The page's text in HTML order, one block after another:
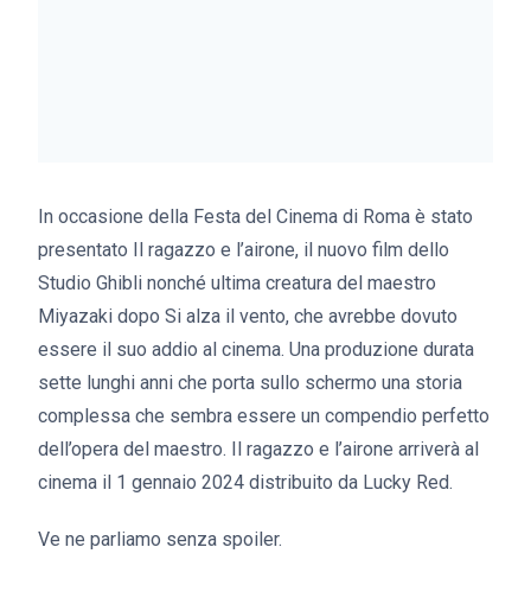
In occasione della Festa del Cinema di Roma è stato
presentato Il ragazzo e l’airone, il nuovo film dello
Studio Ghibli nonché ultima creatura del maestro
Miyazaki dopo Si alza il vento, che avrebbe dovuto
essere il suo addio al cinema. Una produzione durata
sette lunghi anni che porta sullo schermo una storia
complessa che sembra essere un compendio perfetto
dell’opera del maestro. Il ragazzo e l’airone arriverà al
cinema il 1 gennaio 2024 distribuito da Lucky Red.
Ve ne parliamo senza spoiler.